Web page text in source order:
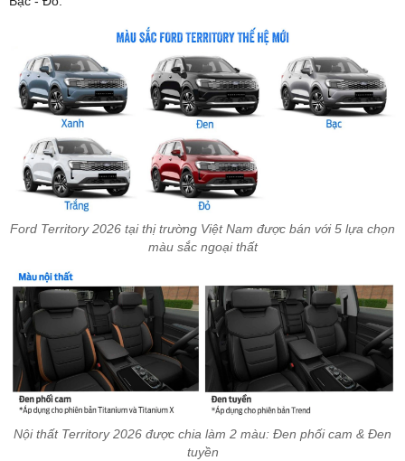
Ford Territory 2026 tại thị trường Việt Nam được bán với 5 lựa chọn
màu sắc ngoại thất
Nội thất Territory 2026 được chia làm 2 màu: Đen phối cam & Đen
tuyền